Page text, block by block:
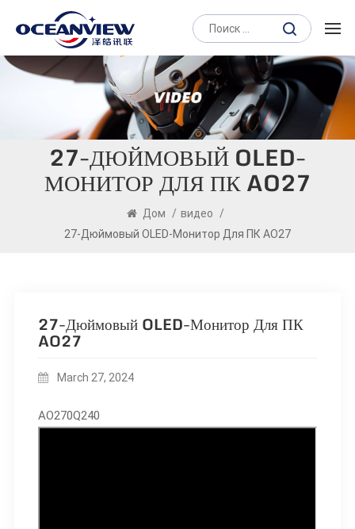
27-ДЮЙМОВЫЙ OLED-
МОНИТОР ДЛЯ ПК AO27
Дом / видео
/
27-Дюймовый OLED-Монитор Для ПК AO27
27-Дюймовый OLED-Монитор Для ПК
AO27
March 27, 2024
АО270Q240